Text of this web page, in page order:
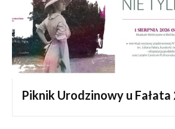
Piknik Urodzinowy u Fałata